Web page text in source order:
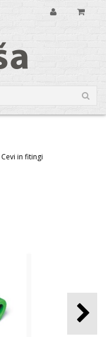
Cevi in fitingi